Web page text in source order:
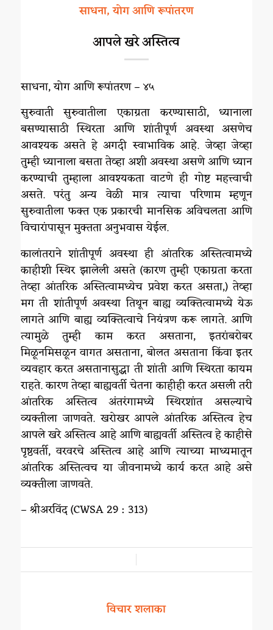
साधना, योग आणि रूपांतरण
आपले खरे अस्तित्व
साधना, योग आणि रूपांतरण – ४५
सुरुवाती सुरुवातीला एकाग्रता करण्यासाठी, ध्यानाला
बसण्यासाठी स्थिरता आणि शांतीपूर्ण अवस्था असणेच
आवश्यक असते हे अगदी स्वाभाविक आहे. जेव्हा जेव्हा
तुम्ही ध्यानाला बसता तेव्हा अशी अवस्था असणे आणि ध्यान
करण्याची तुम्हाला आवश्यकता वाटणे ही गोष्ट महत्त्वाची
असते. परंतु अन्य वेळी मात्र त्याचा परिणाम म्हणून
सुरुवातीला फक्त एक प्रकारची मानसिक अविचलता आणि
विचारांपासून मुक्तता अनुभवास येईल.
कालांतराने शांतीपूर्ण अवस्था ही आंतरिक अस्तित्वामध्ये
काहीशी स्थिर झालेली असते (कारण तुम्ही एकाग्रता करता
तेव्हा आंतरिक अस्तित्वामध्येच प्रवेश करत असता,) तेव्हा
मग ती शांतीपूर्ण अवस्था तिथून बाह्य व्यक्तित्वामध्ये येऊ
लागते आणि बाह्य व्यक्तित्वाचे नियंत्रण करू लागते. आणि
त्यामुळे तुम्ही काम करत असताना, इतरांबरोबर
मिळूनमिसळून वागत असताना, बोलत असताना किंवा इतर
व्यवहार करत असतानासुद्धा ती शांती आणि स्थिरता कायम
राहते. कारण तेव्हा बाह्यवर्ती चेतना काहीही करत असली तरी
आंतरिक अस्तित्व अंतरंगामध्ये स्थिरशांत असल्याचे
व्यक्तीला जाणवते. खरोखर आपले आंतरिक अस्तित्व हेच
आपले खरे अस्तित्व आहे आणि बाह्यवर्ती अस्तित्व हे काहीसे
पृष्ठवर्ती, वरवरचे अस्तित्व आहे आणि त्याच्या माध्यमातून
आंतरिक अस्तित्वच या जीवनामध्ये कार्य करत आहे असे
व्यक्तीला जाणवते.
– श्रीअरविंद (CWSA 29 : 313)
विचार शलाका